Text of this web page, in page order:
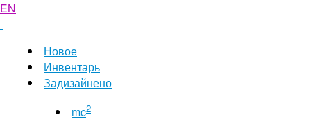
EN
Новое
Инвентарь
Задизайнено
mc2